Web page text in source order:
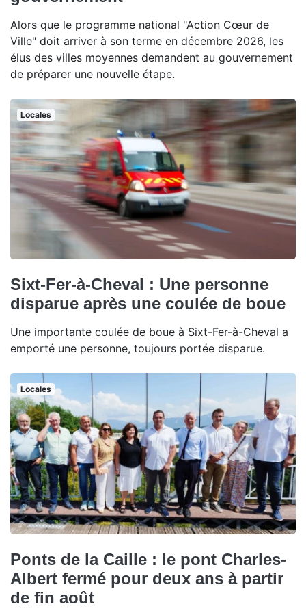
Alors que le programme national "Action Cœur de
Ville" doit arriver à son terme en décembre 2026, les
élus des villes moyennes demandent au gouvernement
de préparer une nouvelle étape.
Locales
Sixt-Fer-à-Cheval : Une personne
disparue après une coulée de boue
Une importante coulée de boue à Sixt-Fer-à-Cheval a
emporté une personne, toujours portée disparue.
Locales
Ponts de la Caille : le pont Charles-
Albert fermé pour deux ans à partir
de fin août